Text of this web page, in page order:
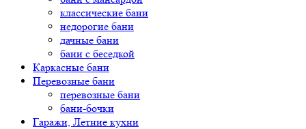
классические бани
недорогие бани
дачные бани
бани с беседкой
Каркасные бани
Перевозные бани
перевозные бани
бани-бочки
Гаражи, Летние кухни